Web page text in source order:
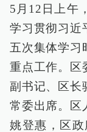
5月12日上午
学习贯彻习近
五次集体学习
重点工作。区
副书记、区长
常委出席。区
姚登惠，区